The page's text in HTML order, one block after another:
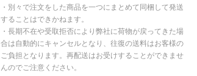
・別々で注文をした商品を一つにまとめて同梱して発送
することはできかねます。
・長期不在や受取拒否により弊社に荷物が戻ってきた場
合は自動的にキャンセルとなり、往復の送料はお客様の
ご負担となります。再配送はお受けすることができませ
んのでご注意ください。